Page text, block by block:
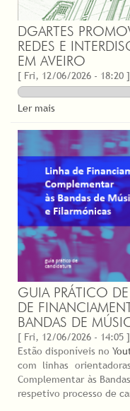
DGARTES
REDES E
EM AVEIRO
[ Fri, 12/06/2026 - 18:20 ]
Ler mais
GUIA PRÁTICO
DE
BANDAS DE
[ Fri, 12/06/2026 - 14:05 ]
Estão disponíveis no
com linhas
Complementar às
respetivo processo de